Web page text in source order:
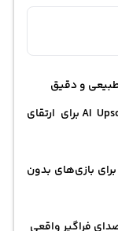
پردازنده Quantum Processor 4K با AI Upscaling برای ارتقای
پشتیبانی از 120Hz و FreeSync Premium Pro برای بازی‌های بدون